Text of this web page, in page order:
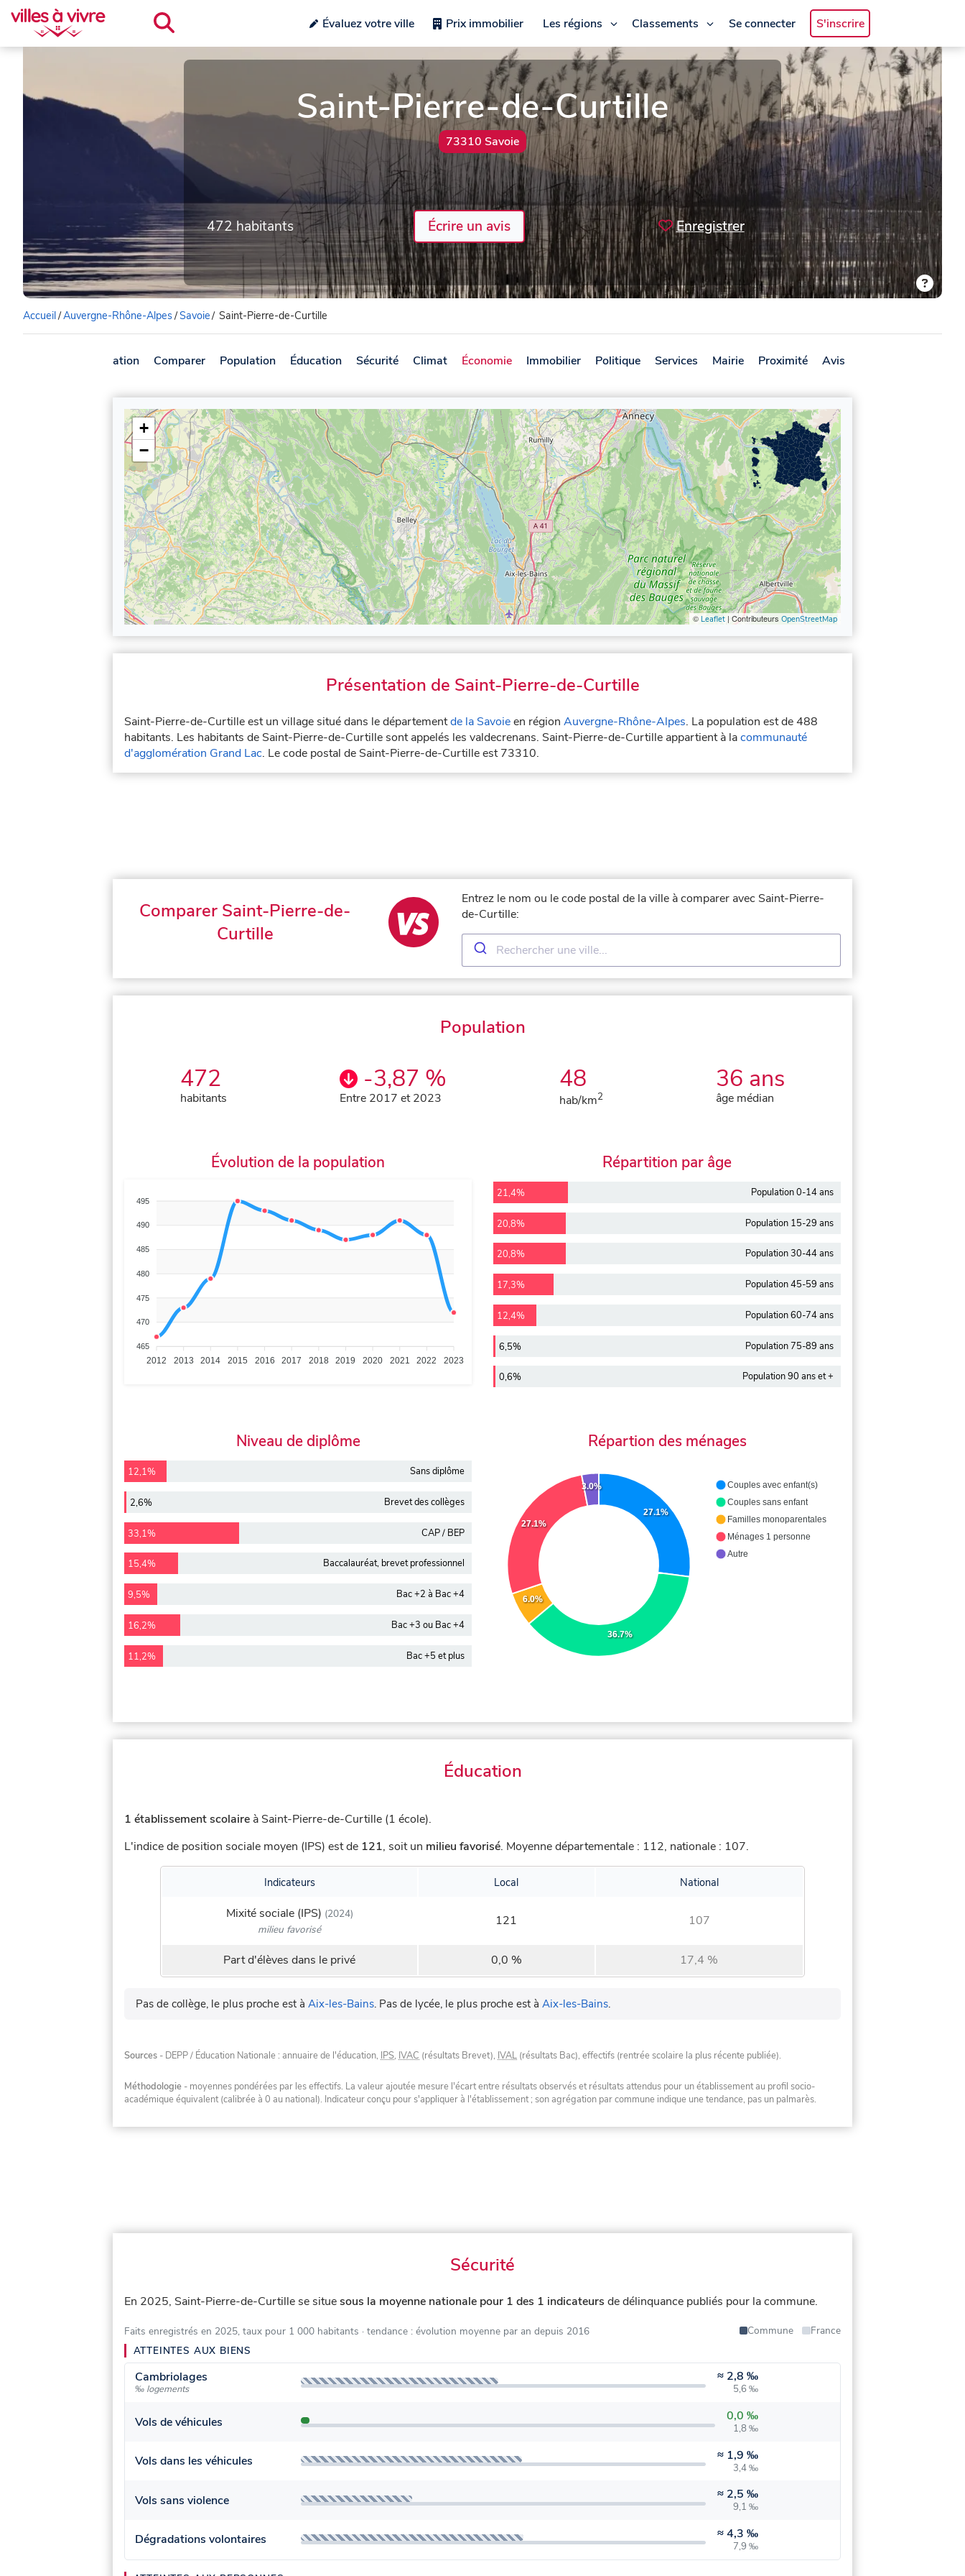
Évaluez votre ville Prix immobilier Les régions Classements Se connecter S'inscrire
Saint-Pierre-de-Curtille
73310 Savoie
472 habitants Écrire un avis Enregistrer
Accueil/Auvergne-Rhône-Alpes/Savoie/ Saint-Pierre-de-Curtille
Présentation Comparer Population Éducation Sécurité Climat Économie Immobilier Politique Services Mairie Proximité Avis
+
−
© Leaflet | Contributeurs OpenStreetMap
Présentation de Saint-Pierre-de-Curtille
Saint-Pierre-de-Curtille est un village situé dans le départementde la Savoieen région Auvergne-Rhône-Alpes. La population est de 488
habitants. Les habitants de Saint-Pierre-de-Curtille sont appelés les valdecrenans. Saint-Pierre-de-Curtille appartient à lacommunauté
d'agglomération Grand Lac. Le code postal de Saint-Pierre-de-Curtille est 73310.
Comparer Saint-Pierre-de-
Curtille
Entrez le nom ou le code postal de la ville à comparer avec Saint-Pierre-
de-Curtille:
Population
472
habitants
-3,87 %
Entre 2017 et 2023
48
hab/km2
36 ans
âge médian
Évolution de la population
495
490
485
480
475
470
465
2012 2013 2014 2015 2016 2017 2018 2019 2020 2021 2022 2023
Répartition par âge
21,4% Population 0-14 ans
20,8% Population 15-29 ans
20,8% Population 30-44 ans
17,3% Population 45-59 ans
12,4% Population 60-74 ans
6,5% Population 75-89 ans
0,6% Population 90 ans et +
Niveau de diplôme
12,1% Sans diplôme
2,6% Brevet des collèges
33,1% CAP / BEP
15,4% Baccalauréat, brevet professionnel
9,5% Bac +2 à Bac +4
16,2% Bac +3 ou Bac +4
11,2% Bac +5 et plus
Répartion des ménages
27.1%
36.7%
6.0%
27.1%
3.0%
Couples avec enfant(s)
Couples sans enfant
Familles monoparentales
Ménages 1 personne
Autre
Éducation
1 établissement scolaire à Saint-Pierre-de-Curtille (1 école).
L'indice de position sociale moyen (IPS) est de 121, soit un milieu favorisé. Moyenne départementale : 112, nationale : 107.
Indicateurs Local National
Mixité sociale (IPS) (2024)
milieu favorisé
121 107
Part d'élèves dans le privé 0,0 % 17,4 %
Pas de collège, le plus proche est à Aix-les-Bains. Pas de lycée, le plus proche est à Aix-les-Bains.
Sources - DEPP / Éducation Nationale : annuaire de l'éducation, IPS, IVAC (résultats Brevet), IVAL (résultats Bac), effectifs (rentrée scolaire la plus récente publiée).
Méthodologie - moyennes pondérées par les effectifs. La valeur ajoutée mesure l'écart entre résultats observés et résultats attendus pour un établissement au profil socio-
académique équivalent (calibrée à 0 au national). Indicateur conçu pour s'appliquer à l'établissement ; son agrégation par commune indique une tendance, pas un palmarès.
Sécurité
En 2025, Saint-Pierre-de-Curtille se situesous la moyenne nationale pour 1 des 1 indicateurs de délinquance publiés pour la commune.
Faits enregistrés en 2025, taux pour 1 000 habitants · tendance : évolution moyenne par an depuis 2016 Commune
France
ATTEINTES AUX BIENS
Cambriolages
‰ logements
≈ 2,8 ‰
5,6 ‰
Vols de véhicules 0,0 ‰
1,8 ‰
Vols dans les véhicules ≈ 1,9 ‰
3,4 ‰
Vols sans violence ≈ 2,5 ‰
9,1 ‰
Dégradations volontaires ≈4,3 ‰
7,9 ‰